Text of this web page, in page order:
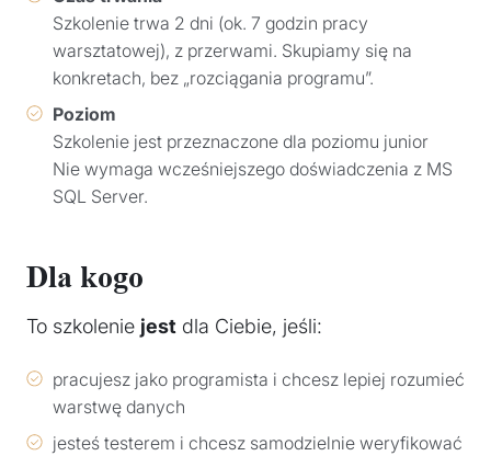
Szkolenie trwa 2 dni (ok. 7 godzin pracy
warsztatowej), z przerwami. Skupiamy się na
konkretach, bez „rozciągania programu”.
Poziom
Szkolenie jest przeznaczone dla poziomu junior
Nie wymaga wcześniejszego doświadczenia z MS
SQL Server.
Dla kogo
To szkolenie jest dla Ciebie, jeśli:
pracujesz jako programista i chcesz lepiej rozumieć
warstwę danych
jesteś testerem i chcesz samodzielnie weryfikować